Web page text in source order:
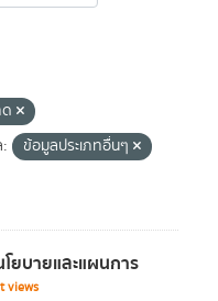
ข้อมูลประเภทอื่นๆ
บายและแผนการ
views